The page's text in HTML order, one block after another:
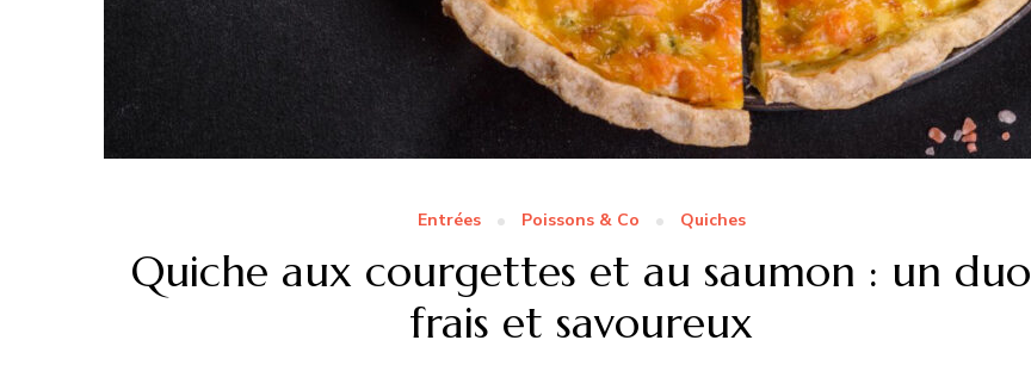
Entrées Poissons & Co Quiches
Quiche aux courgettes et au saumon : un duo
frais et savoureux